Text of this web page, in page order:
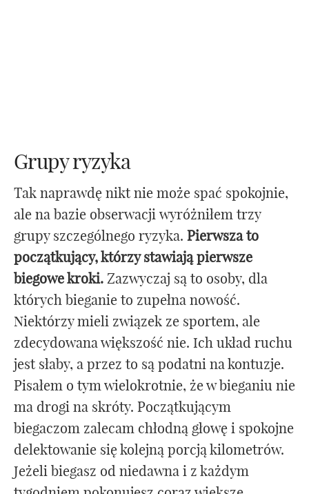
Grupy ryzyka
Tak naprawdę nikt nie może spać spokojnie,
ale na bazie obserwacji wyróżniłem trzy
grupy szczególnego ryzyka. Pierwsza to
początkujący, którzy stawiają pierwsze
biegowe kroki. Zazwyczaj są to osoby, dla
których bieganie to zupełna nowość.
Niektórzy mieli związek ze sportem, ale
zdecydowana większość nie. Ich układ ruchu
jest słaby, a przez to są podatni na kontuzje.
Pisałem o tym wielokrotnie, że w bieganiu nie
ma drogi na skróty. Początkującym
biegaczom zalecam chłodną głowę i spokojne
delektowanie się kolejną porcją kilometrów.
Jeżeli biegasz od niedawna i z każdym